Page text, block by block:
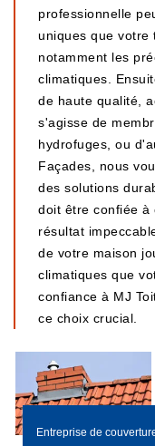
professionnelle
uniques que votre
notamment les
climatiques.
de haute qualité,
s'agisse de
hydrofuges, ou
Façades, nous
des solutions
doit être confiée à
résultat
de votre maison
climatiques que
confiance à MJ
ce choix crucial.
Entreprise de